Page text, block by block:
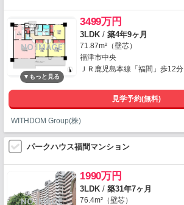
3499万円
3LDK / 築4年9ヶ月
71.87m²（壁芯）
福津市中央
ＪＲ鹿児島本線「福間」歩12分
見学予約(無料)
WITHDOM Group(株)
パークハウス福間マンション
1990万円
3LDK / 築31年7ヶ月
76.4m²（壁芯）